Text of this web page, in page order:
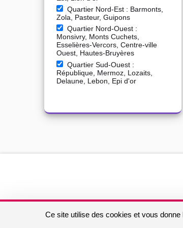
Quartier Nord-Est : Barmonts,
Zola, Pasteur, Guipons
Quartier Nord-Ouest :
Monsivry, Monts Cuchets,
Esselières-Vercors, Centre-ville
Ouest, Hautes-Bruyères
Quartier Sud-Ouest :
République, Mermoz, Lozaits,
Delaune, Lebon, Epi d'or
Ce site utilise des cookies et vous